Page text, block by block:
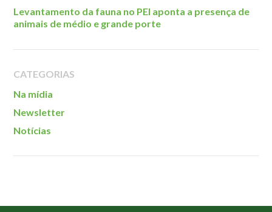
Levantamento da fauna no PEI aponta a presença de
animais de médio e grande porte
CATEGORIAS
Na mídia
Newsletter
Notícias